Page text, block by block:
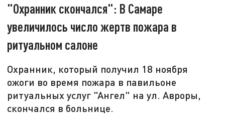
"Охранник скончался": В Самаре
увеличилось число жертв пожара в
ритуальном салоне
Охранник, который получил 18 ноября
ожоги во время пожара в павильоне
ритуальных услуг "Ангел" на ул. Авроры,
скончался в больнице.